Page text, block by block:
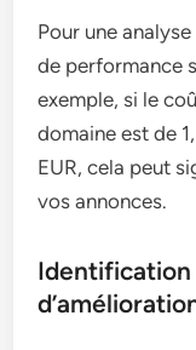
Pour une
de performance
exemple, si le
domaine est de
EUR, cela peut
vos annonces.